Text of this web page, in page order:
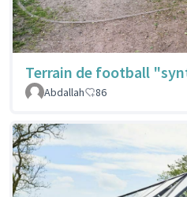
Terrain de football
Abdallah
86